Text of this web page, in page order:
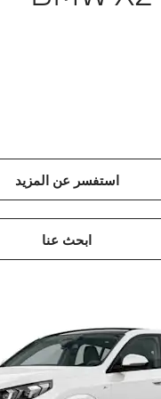
استفسر عن المزيد
ابحث عنا